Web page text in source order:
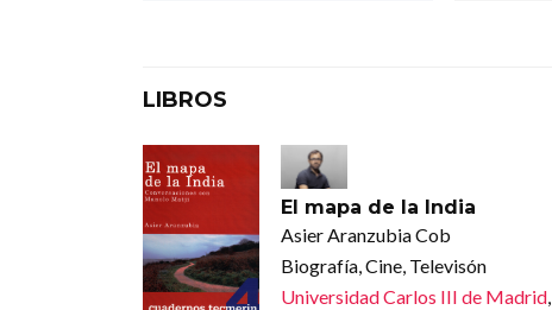
LIBROS
El mapa de la India
Asier Aranzubia Cob
Biografía, Cine, Televisón
Universidad Carlos III de Madrid,